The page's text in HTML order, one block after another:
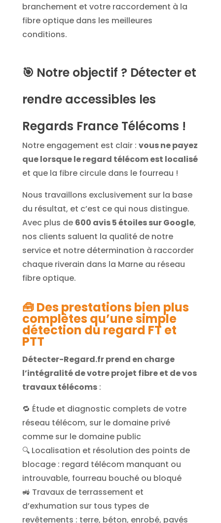
branchement et votre raccordement à la
fibre optique dans les meilleures
conditions.
🎯 Notre objectif ? Détecter et
rendre accessibles les
Regards France Télécoms !
Notre engagement est clair : vous ne payez
que lorsque le regard télécom est localisé
et que la fibre circule dans le fourreau !
Nous travaillons exclusivement sur la base
du résultat, et c’est ce qui nous distingue.
Avec plus de 600 avis 5 étoiles sur Google,
nos clients saluent la qualité de notre
service et notre détermination à raccorder
chaque riverain dans la Marne au réseau
fibre optique.
🧰Des prestations bien plus
complètes qu’une simple
détection du regard FT et
PTT
Détecter-Regard.fr prend en charge
l’intégralité de votre projet fibre et de vos
travaux télécoms:
🔁 Étude et diagnostic complets de votre
réseau télécom, sur le domaine privé
comme sur le domaine public
🔍 Localisation et résolution des points de
blocage : regard télécom manquant ou
introuvable, fourreau bouché ou bloqué
🚜 Travaux de terrassement et
d’exhumation sur tous types de
revêtements : terre, béton, enrobé, pavés